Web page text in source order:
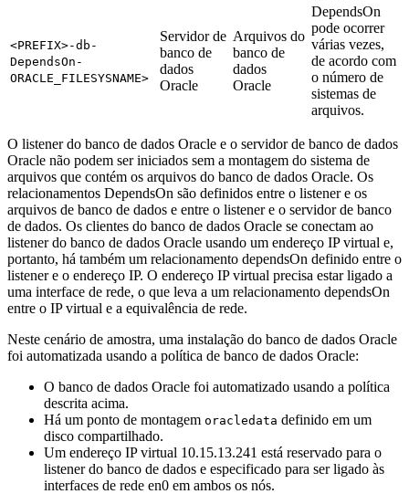
<PREFIX>-db-
DependsOn-
ORACLE_FILESYSNAME>
Servidor de
banco de
dados
Oracle
Arquivos do
banco de
dados
Oracle
DependsOn
pode ocorrer
várias vezes,
de acordo com
o número de
sistemas de
arquivos.
O listener do banco de dados Oracle e o servidor de banco de dados
Oracle não podem ser iniciados sem a montagem do sistema de
arquivos que contém os arquivos do banco de dados Oracle. Os
relacionamentos DependsOn são definidos entre o listener e os
arquivos de banco de dados e entre o listener e o servidor de banco
de dados. Os clientes do banco de dados Oracle se conectam ao
listener do banco de dados Oracle usando um endereço IP virtual e,
portanto, há também um relacionamento dependsOn definido entre o
listener e o endereço IP. O endereço IP virtual precisa estar ligado a
uma interface de rede, o que leva a um relacionamento dependsOn
entre o IP virtual e a equivalência de rede.
Neste cenário de amostra, uma instalação do banco de dados Oracle
foi automatizada usando a política de banco de dados Oracle:
O banco de dados Oracle foi automatizado usando a política
descrita acima.
Há um ponto de montagem oracledata definido em um
disco compartilhado.
Um endereço IP virtual 10.15.13.241 está reservado para o
listener do banco de dados e especificado para ser ligado às
interfaces de rede en0 em ambos os nós.